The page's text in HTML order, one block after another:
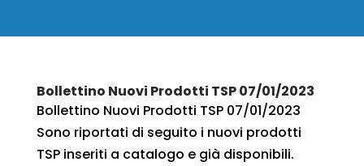
Bollettino Nuovi Prodotti TSP 07/01/2023
Bollettino Nuovi Prodotti TSP 07/01/2023
Sono riportati di seguito i nuovi prodotti
TSP inseriti a catalogo e già disponibili.